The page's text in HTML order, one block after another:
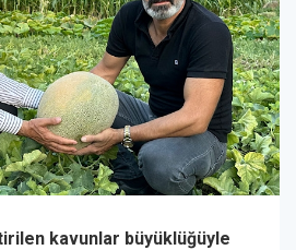
kavunlar büyüklüğüyle